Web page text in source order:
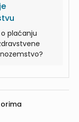
plaćanju